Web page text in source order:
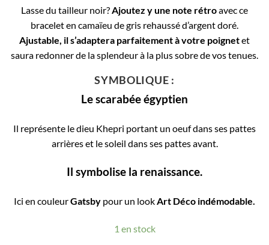
Lasse du tailleur noir?Ajoutez y une note rétroavec ce
bracelet en camaïeu de gris rehaussé d’argent doré.
Ajustable, il s’adaptera parfaitement à votre poignetet
saura redonner de la splendeur à la plus sobre de vos tenues.
SYMBOLIQUE :
Le scarabée égyptien
Il représente le dieu Khepri portant un oeuf dans ses pattes
arrières et le soleil dans ses pattes avant.
Il symbolise la renaissance.
Ici en couleurGatsby pour un lookArt Déco indémodable.
1 en stock